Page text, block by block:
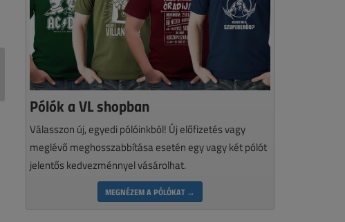
Pólók a VL shopban
Válasszon új, egyedi pólóinkból! Új előfizetés vagy
meglévő meghosszabbítása esetén egy vagy két pólót
jelentős kedvezménnyel vásárolhat.
MEGNÉZEM A PÓLÓKAT →